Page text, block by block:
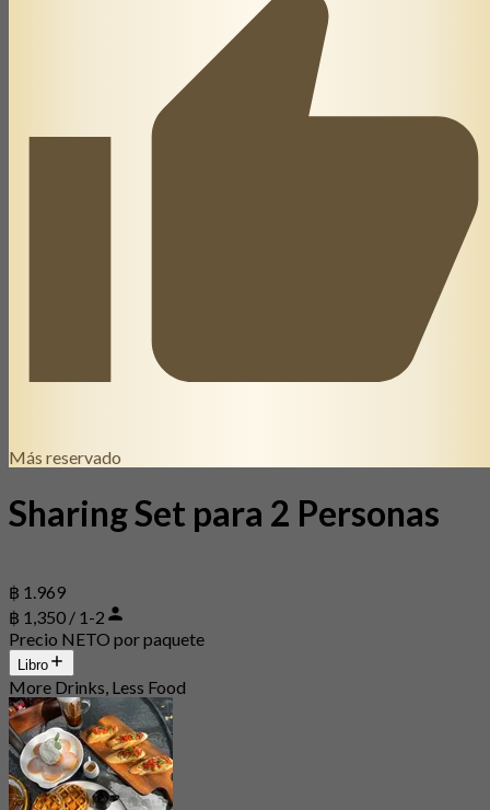
Más reservado
Sharing Set para 2 Personas
฿ 1.969
฿ 1,350 / 1-2
Precio NETO por paquete
Libro
More Drinks, Less Food